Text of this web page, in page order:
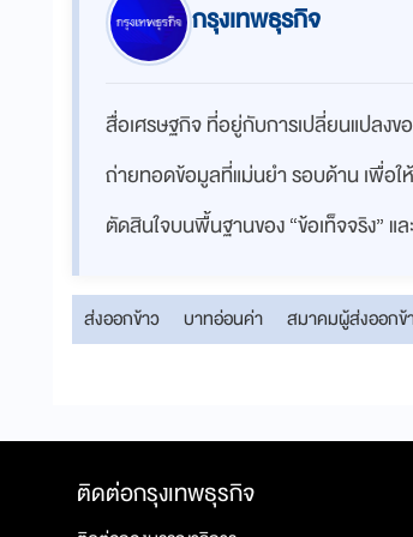
กรุงเทพธุรกิจ
สื่อเศรษฐกิจ ที่อยู่กับการเปลี่ยนแปลงข
ถ่ายทอดข้อมูลที่แม่นยำ รอบด้าน เพื่อ
ตัดสินใจบนพื้นฐานของ “ข้อเท็จจริง” แล
ส่งออกข้าว บาทอ่อนค่า สมาคมผู้ส่งออกข้
ติดต่อกรุงเทพธุรกิจ